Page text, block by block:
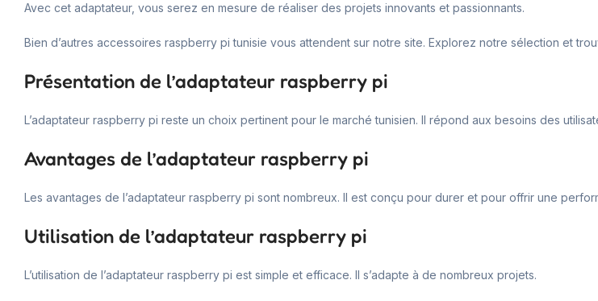
Avec cet adaptateur, vous serez en mesure de réaliser des projets innovants et passionnants.
Bien d’autres accessoires raspberry pi tunisie vous attendent sur notre site. Explorez notre sélection et
Présentation de l’adaptateur raspberry pi
L’adaptateur raspberry pi reste un choix pertinent pour le marché tunisien. Il répond aux besoins des
Avantages de l’adaptateur raspberry pi
Les avantages de l’adaptateur raspberry pi sont nombreux. Il est conçu pour durer et pour offrir une
Utilisation de l’adaptateur raspberry pi
L’utilisation de l’adaptateur raspberry pi est simple et efficace. Il s’adapte à de nombreux projets.